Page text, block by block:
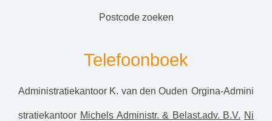
postcode zoeken
Telefoonboek
Administratiekantoor K. van den Ouden Orgina-Admini
stratiekantoor Michels Administr. & Belast.adv. B.V. Ni